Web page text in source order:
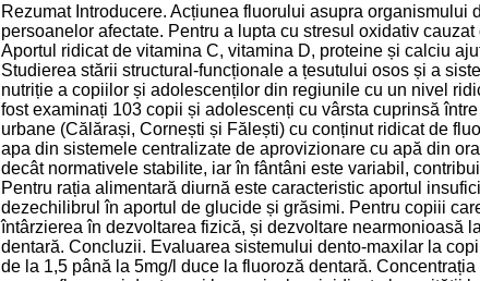
Rezumat Introducere. Acțiunea fluorului asupra
persoanelor afectate. Pentru a lupta cu stresul oxidativ
Aportul ridicat de vitamina C, vitamina D, proteine și calciu
Studierea stării structural-funcționale a țesutului osos și a
nutriție a copiilor și adolescenților din regiunile cu un nivel
fost examinați 103 copii și adolescenți cu vârsta cuprinsă
urbane (Călărași, Cornești și Fălești) cu conținut ridicat de
apa din sistemele centralizate de aprovizionare cu apă din
decât normativele stabilite, iar în fântâni este variabil,
Pentru rația alimentară diurnă este caracteristic aportul
dezechilibrul în aportul de glucide și grăsimi. Pentru copiii
întârzierea în dezvoltarea fizică, și dezvoltare nearmonioasă
dentară. Concluzii. Evaluarea sistemului dento-maxilar la
de la 1,5 până la 5mg/l duce la fluoroză dentară.